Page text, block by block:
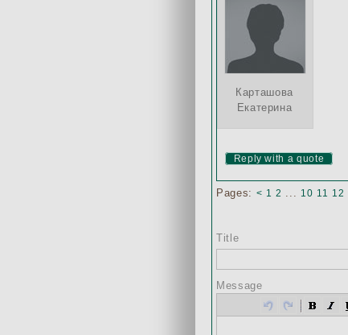
Карташова
Екатерина
Reply with a quote
Pages: < 1 2 ... 10 11 12
Title
Message